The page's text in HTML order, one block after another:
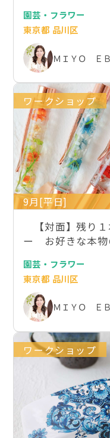
園芸・フラワー
東京都 品川区
ＭＩＹＯ Ｅ
ワークショップ
9月[平日]
【対面】残り
ー お好きな本
園芸・フラワー
東京都 品川区
ＭＩＹＯ Ｅ
ワークショップ